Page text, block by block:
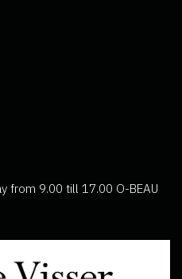
from 9.00 till 17.00 O-BEAU